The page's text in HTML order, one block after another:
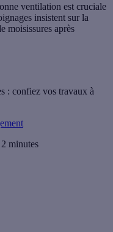
ventilation est cruciale
insistent sur la
moisissures après
: confiez vos travaux à
minutes